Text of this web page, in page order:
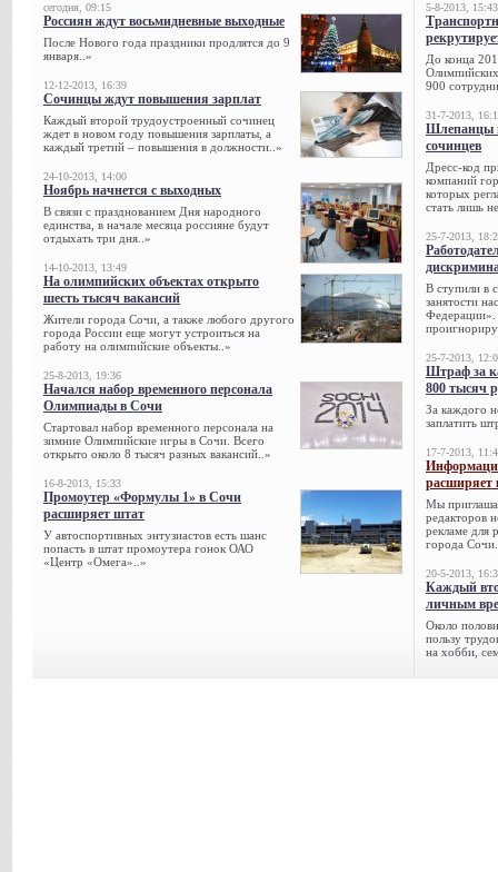
сегодня, 09:15
Россиян ждут восьмидневные выходные
После Нового года праздники продлятся до 9
января..»
12-12-2013, 16:39
Сочинцы ждут повышения зарплат
Каждый второй трудоустроенный сочинец
ждет в новом году повышения зарплаты, а
каждый третий – повышения в должности..»
24-10-2013, 14:00
Ноябрь начнется с выходных
В связи с празднованием Дня народного
единства, в начале месяца россияне будут
отдыхать три дня..»
14-10-2013, 13:49
На олимпийских объектах открыто
шесть тысяч вакансий
Жители города Сочи, а также любого другого
города России еще могут устроиться на
работу на олимпийские объекты..»
25-8-2013, 19:36
Начался набор временного персонала
Олимпиады в Сочи
Стартовал набор временного персонала на
зимние Олимпийские игры в Сочи. Всего
открыто около 8 тысяч разных вакансий..»
16-8-2013, 15:33
Промоутер «Формулы 1» в Сочи
расширяет штат
У автоспортивных энтузиастов есть шанс
попасть в штат промоутера гонок ОАО
«Центр «Омега»..»
5-8-2013, 15:43
До конца
900
31-7-2013,
Шлепанцы
сочинцев
Дресс-код
компаний
которых
стать лишь
25-7-2013,
В ступили в
занятости
Федерации».
25-7-2013,
Штраф за
800 тысяч
За каждого
заплатить
17-7-2013,
расширяет
Мы
редакторов
рекламе для
города
20-5-2013,
Каждый
личным
Около
пользу
на хобби,